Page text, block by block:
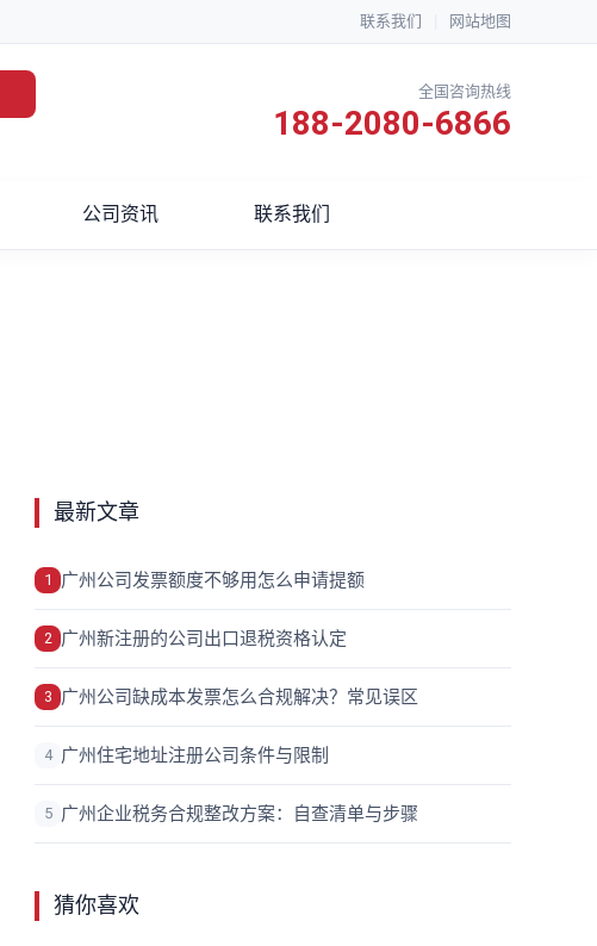
联系我们 网站地图
全国咨询热线
188-2080-6866
公司资讯 联系我们
最新文章
1 广州公司发票额度不够用怎么申请提额
2 广州新注册的公司出口退税资格认定
3 广州公司缺成本发票怎么合规解决？常见误区
4 广州住宅地址注册公司条件与限制
5 广州企业税务合规整改方案：自查清单与步骤
猜你喜欢